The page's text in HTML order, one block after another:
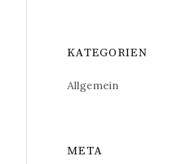
KATEGORIEN
Allgemein
META